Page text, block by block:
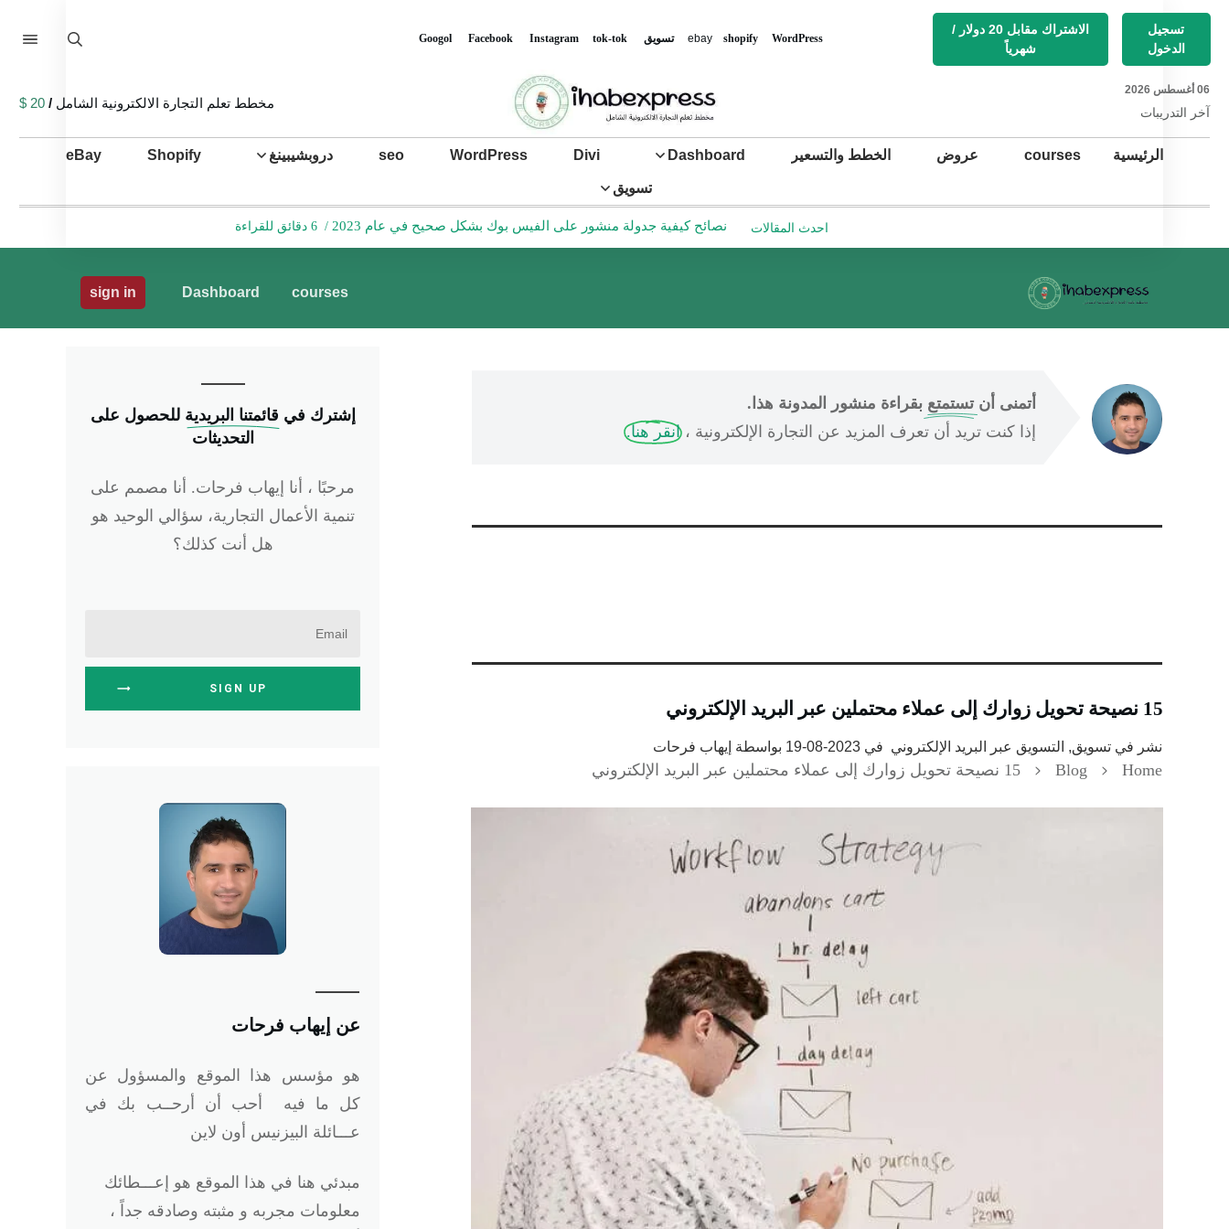
تسجيل
الدخول
الاشتراك مقابل 20 دولار /
شهرياً
ebay shopify WordPress تسويق Googol Facebook Instagram tok-tok
06 أغسطس 2026
آخر التدريبات
مخطط تعلم التجارة الالكترونية الشامل /
20 $
الرئيسية courses عروض الخطط والتسعير Dashboard
Divi
WordPress
seo دروبشيبينغ Shopify
eBay
تسويق
احدث المقالات نصائح كيفية جدولة منشور على الفيس بوك بشكل صحيح في عام 2023 /
courses
Dashboard
sign in
أتمنى أن تستمتع بقراءة منشور المدونة هذا.
إذا كنت تريد أن تعرف المزيد عن التجارة الإلكترونية ،انقر هنا.
15 نصيحة تحويل زوارك إلى عملاء محتملين عبر البريد الإلكتروني
نشر في تسويق, التسويق عبر البريد الإلكتروني في 2023-08-19 بواسطة إيهاب فرحات
Home
Blog 15 نصيحة تحويل زوارك إلى عملاء محتملين عبر البريد الإلكتروني
إشترك في قائمتنا البريدية للحصول على
التحديثات
مرحبًا ، أنا إيهاب فرحات. أنا مصمم على
تنمية الأعمال التجارية، سؤالي الوحيد هو
هل أنت كذلك؟
SIGN UP
عن إيهاب فرحات
هو مؤسس هذا الموقع والمسؤول عن
كل ما فيه أحب أن أرحــب بك في
عـــائلة البيزنيس أون لاين
مبدئي هنا في هذا الموقع هو إعـــطائك
معلومات مجربه و مثبته وصادقه جداً ،